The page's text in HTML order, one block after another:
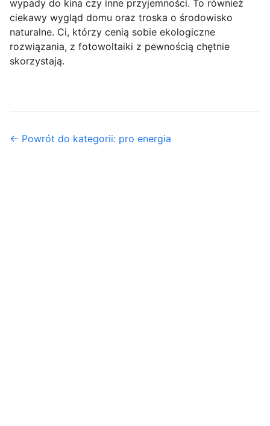
wypady do kina czy inne przyjemności. To również
ciekawy wygląd domu oraz troska o środowisko
naturalne. Ci, którzy cenią sobie ekologiczne
rozwiązania, z fotowoltaiki z pewnością chętnie
skorzystają.
← Powrót do kategorii: pro energia